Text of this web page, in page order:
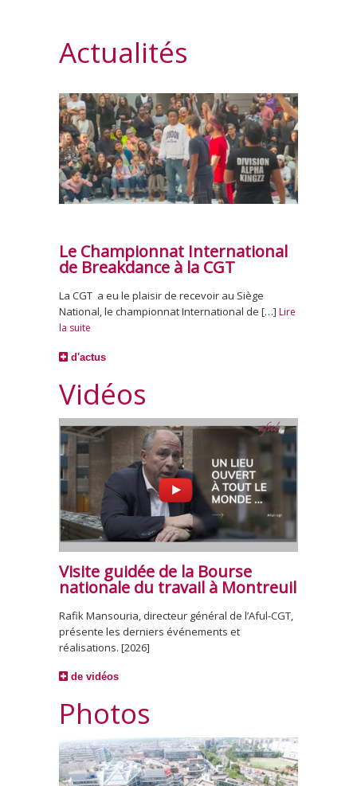
Actualités
Le Championnat International
de Breakdance à la CGT
La CGT a eu le plaisir de recevoir au Siège
National, le championnat International de […] Lire
la suite
d'actus
Vidéos
Visite guidée de la Bourse
nationale du travail à Montreuil
Rafik Mansouria, directeur général de l’Aful-CGT,
présente les derniers événements et
réalisations. [2026]
de vidéos
Photos